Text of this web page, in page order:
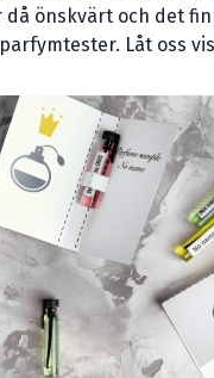
önskvärt och det
Låt oss